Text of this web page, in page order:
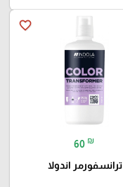
favorite_border
60 ₪
ترانسفورمر اندولا